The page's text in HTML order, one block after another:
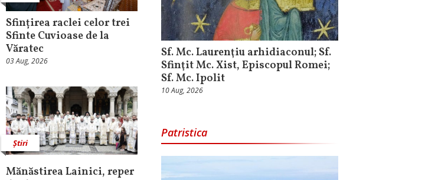
Sfințirea raclei celor trei
Sfinte Cuvioase de la
Văratec
03 Aug, 2026
Știri
Mănăstirea Lainici, reper
Sf. Mc. Laurenţiu arhidiaconul; Sf.
Sfinţit Mc. Xist, Episcopul Romei;
Sf. Mc. Ipolit
10 Aug, 2026
Patristica